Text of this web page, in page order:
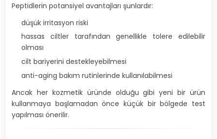
Peptidlerin potansiyel avantajları şunlardır:
düşük irritasyon riski
hassas ciltler tarafından genellikle tolere edilebilir
olması
cilt bariyerini destekleyebilmesi
anti-aging bakım rutinlerinde kullanılabilmesi
Ancak her kozmetik üründe olduğu gibi yeni bir ürün
kullanmaya başlamadan önce küçük bir bölgede test
yapılması önerilir.